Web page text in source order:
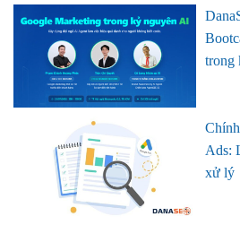
trong
Ads:
xử lý